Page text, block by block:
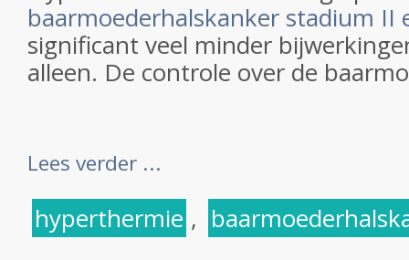
baarmoederhalskanker stadium II
significant veel minder
alleen. De controle over de
Lees verder ...
hyperthermie ,